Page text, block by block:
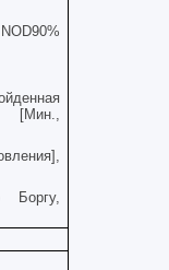
NOD90%
[Мин.,
Боргу,